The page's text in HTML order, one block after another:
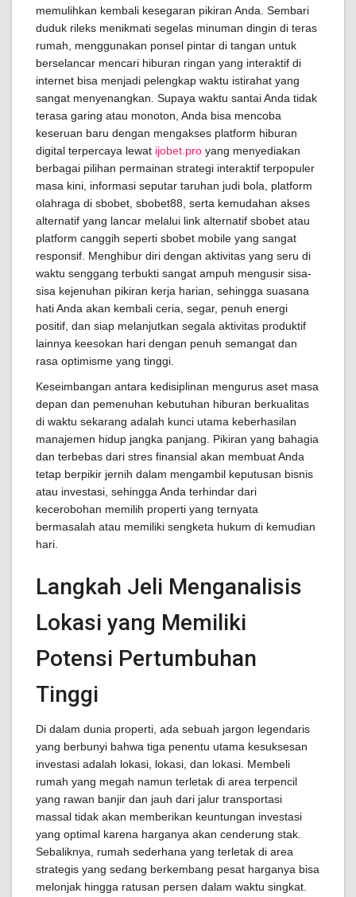
memulihkan kembali kesegaran pikiran Anda. Sembari
duduk rileks menikmati segelas minuman dingin di teras
rumah, menggunakan ponsel pintar di tangan untuk
berselancar mencari hiburan ringan yang interaktif di
internet bisa menjadi pelengkap waktu istirahat yang
sangat menyenangkan. Supaya waktu santai Anda tidak
terasa garing atau monoton, Anda bisa mencoba
keseruan baru dengan mengakses platform hiburan
digital terpercaya lewat ijobet.pro yang menyediakan
berbagai pilihan permainan strategi interaktif terpopuler
masa kini, informasi seputar taruhan judi bola, platform
olahraga di sbobet, sbobet88, serta kemudahan akses
alternatif yang lancar melalui link alternatif sbobet atau
platform canggih seperti sbobet mobile yang sangat
responsif. Menghibur diri dengan aktivitas yang seru di
waktu senggang terbukti sangat ampuh mengusir sisa-
sisa kejenuhan pikiran kerja harian, sehingga suasana
hati Anda akan kembali ceria, segar, penuh energi
positif, dan siap melanjutkan segala aktivitas produktif
lainnya keesokan hari dengan penuh semangat dan
rasa optimisme yang tinggi.
Keseimbangan antara kedisiplinan mengurus aset masa
depan dan pemenuhan kebutuhan hiburan berkualitas
di waktu sekarang adalah kunci utama keberhasilan
manajemen hidup jangka panjang. Pikiran yang bahagia
dan terbebas dari stres finansial akan membuat Anda
tetap berpikir jernih dalam mengambil keputusan bisnis
atau investasi, sehingga Anda terhindar dari
kecerobohan memilih properti yang ternyata
bermasalah atau memiliki sengketa hukum di kemudian
hari.
Langkah Jeli Menganalisis
Lokasi yang Memiliki
Potensi Pertumbuhan
Tinggi
Di dalam dunia properti, ada sebuah jargon legendaris
yang berbunyi bahwa tiga penentu utama kesuksesan
investasi adalah lokasi, lokasi, dan lokasi. Membeli
rumah yang megah namun terletak di area terpencil
yang rawan banjir dan jauh dari jalur transportasi
massal tidak akan memberikan keuntungan investasi
yang optimal karena harganya akan cenderung stak.
Sebaliknya, rumah sederhana yang terletak di area
strategis yang sedang berkembang pesat harganya bisa
melonjak hingga ratusan persen dalam waktu singkat.